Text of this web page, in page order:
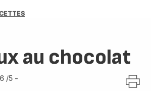
au chocolat
/5 -